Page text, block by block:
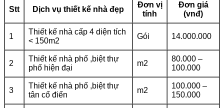
Stt Dịch vụ thiết kế nhà đẹp
Đơn vị
tính
Đơn giá
(vnđ)
1
Thiết kế nhà cấp 4 diện tích
< 150m2
Gói 14.000.000
2
Thiết kế nhà phố ,biệt thự
phố hiện đại
m2
80.000 –
100.000
3
Thiết kế nhà phố ,biệt thự
tân cổ điển
m2
100.000 –
150.000